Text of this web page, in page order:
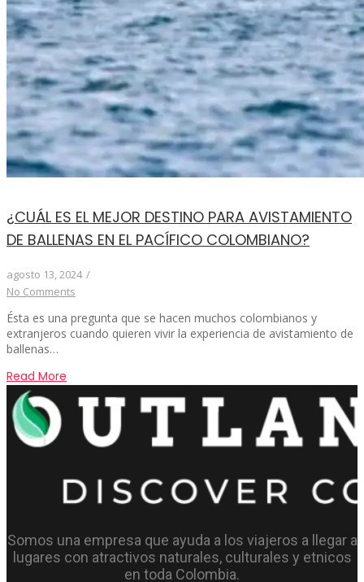
¿CUÁL ES EL MEJOR DESTINO PARA AVISTAMIENTO
DE BALLENAS EN EL PACÍFICO COLOMBIANO?
agosto 13, 2024 /
No Comments
Ésta es una pregunta que se hacen muchos colombianos y
extranjeros cuando quieren vivir la experiencia de avistamiento de
ballenas…
Read More
Somos una empresa que ayuda a los viajeros a llegar a
lugares con atractivos naturales, culturales y etnicos
en toda Colombia.